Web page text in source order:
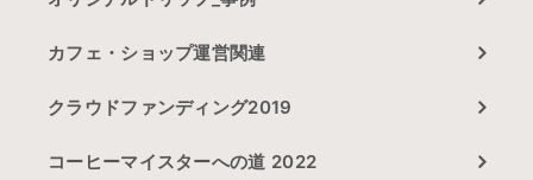
カフェ・ショップ運営関連
クラウドファンディング2019
コーヒーマイスターへの道 2022